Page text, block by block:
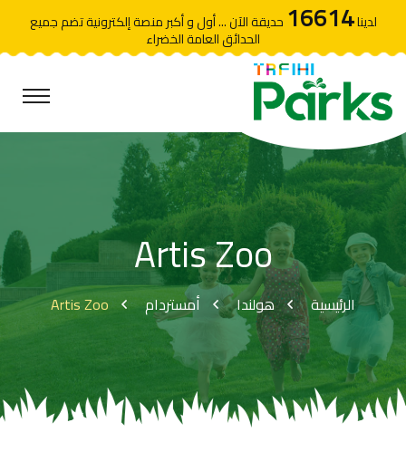
لدينا16614 حديقة الآن ... أول و أكبر منصة إلكترونية تضم جميع
الحدائق العامة الخضراء
Artis Zoo
الرئيسية هولندا أمستردام Artis Zoo